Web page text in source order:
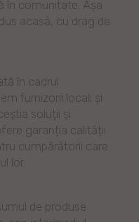
în comunitate. Așa
acasă, cu drag de
în cadrul
furnizorii locali și
soluții și
garanția calității
cumpărătorii care
lor.
de produse